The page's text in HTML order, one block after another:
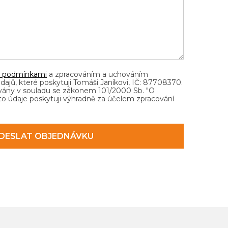
a zpracováním a uchováním
které poskytuji Tomáši Janíkovi, IČ: 87708370.
v souladu se zákonem 101/2000 Sb. "O
údaje poskytuji výhradně za účelem zpracování